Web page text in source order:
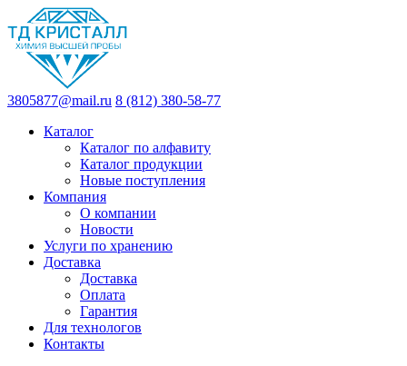
3805877@mail.ru 8 (812) 380-58-77
Каталог
Каталог по алфавиту
Каталог продукции
Новые поступления
Компания
О компании
Новости
Услуги по хранению
Доставка
Доставка
Оплата
Гарантия
Для технологов
Контакты